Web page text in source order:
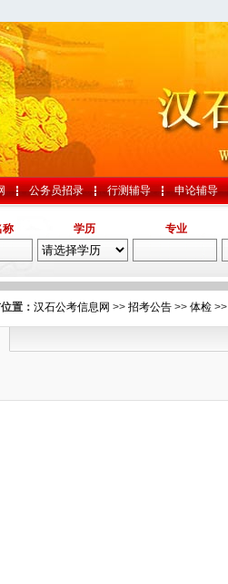
公务员招录 行测辅导 申论辅导
称 学历 专业
置： 汉石公考信息网 >> 招考公告 >> 体检 >>